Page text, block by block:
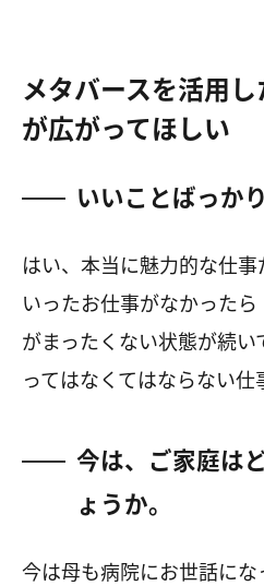
メタバースを活用
が広がってほしい
いいことばっか
はい、本当に魅力的な仕
いったお仕事がなかったら
がまったくない状態が続い
ってはなくてはならない仕
今は、ご家庭は
ょうか。
今は母も病院にお世話に